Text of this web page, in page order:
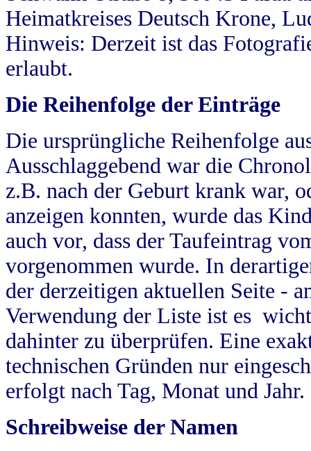
Heimatkreises Deutsch Krone,
Hinweis: Derzeit ist das
erlaubt.
Die Reihenfolge der Einträge
Die ursprüngliche Reihenfolge
Ausschlaggebend war die
z.B. nach der Geburt krank war,
anzeigen konnten, wurde das
auch vor, dass der Taufeintrag
vorgenommen wurde. In
der derzeitigen aktuellen Seite -
Verwendung der Liste ist es
dahinter zu überprüfen. Eine
technischen Gründen nur
erfolgt nach Tag, Monat und Jahr.
Schreibweise der Namen